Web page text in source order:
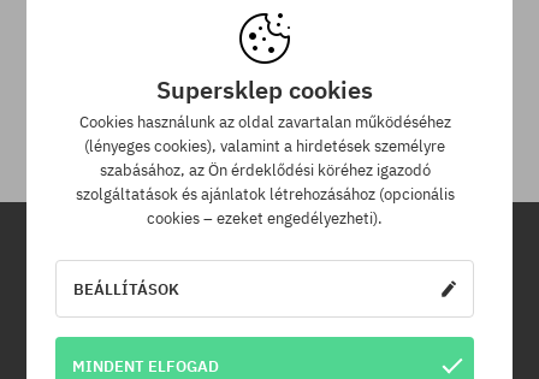
30 nap az áru viszaküldésére
A termék visszaküldésére a csomag kézhezvételétől számítva
30 napod van.
Iratkozz fel hírlevelünkre és értesülj az elsők között új termékeinkről
és kedvezményeinkről!
Supersklep cookies
Cookies használunk az oldal zavartalan működéséhez
(lényeges cookies), valamint a hirdetések személyre
szabásához, az Ön érdeklődési köréhez igazodó
szolgáltatások és ajánlatok létrehozásához (opcionális
cookies – ezeket engedélyezheti).
BEÁLLÍTÁSOK
MINDENT ELFOGAD